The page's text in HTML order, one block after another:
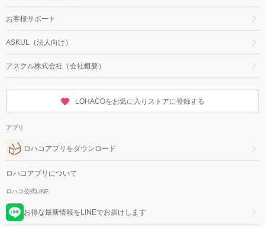
お客様サポート
ASKUL（法人向け）
アスクル株式会社（会社概要）
LOHACOをお気に入りストアに登録する
アプリ
ロハコアプリをダウンロード
ロハコアプリについて
ロハコ公式LINE
お得な最新情報をLINEでお届けします